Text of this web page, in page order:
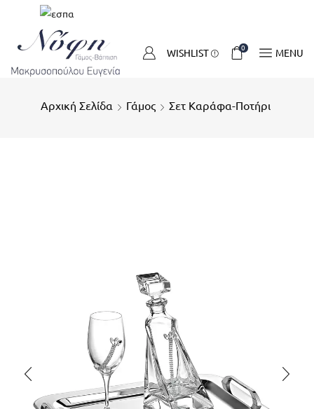
WISHLIST 0 MENU
Αρχική Σελίδα Γάμος Σετ Καράφα-Ποτήρι